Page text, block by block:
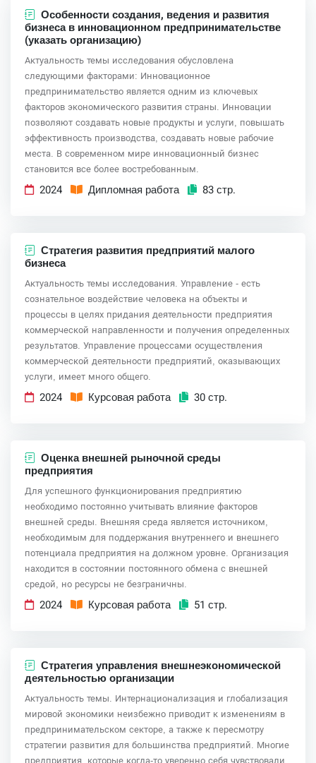
Особенности создания, ведения и развития
бизнеса в инновационном предпринимательстве
(указать организацию)
Актуальность темы исследования обусловлена
следующими факторами: Инновационное
предпринимательство является одним из ключевых
факторов экономического развития страны. Инновации
позволяют создавать новые продукты и услуги, повышать
эффективность производства, создавать новые рабочие
места. В современном мире инновационный бизнес
становится все более востребованным.
2024 Дипломная работа 83 стр.
Стратегия развития предприятий малого
бизнеса
Актуальность темы исследования. Управление - есть
сознательное воздействие человека на объекты и
процессы в целях придания деятельности предприятия
коммерческой направленности и получения определенных
результатов. Управление процессами осуществления
коммерческой деятельности предприятий, оказывающих
услуги, имеет много общего.
2024 Курсовая работа 30 стр.
Оценка внешней рыночной среды
предприятия
Для успешного функционирования предприятию
необходимо постоянно учитывать влияние факторов
внешней среды. Внешняя среда является источником,
необходимым для поддержания внутреннего и внешнего
потенциала предприятия на должном уровне. Организация
находится в состоянии постоянного обмена с внешней
средой, но ресурсы не безграничны.
2024 Курсовая работа 51 стр.
Стратегия управления внешнеэкономической
деятельностью организации
Актуальность темы. Интернационализация и глобализация
мировой экономики неизбежно приводит к изменениям в
предпринимательском секторе, а также к пересмотру
стратегии развития для большинства предприятий. Многие
предприятия, которые когда-то уверенно себя чувствовали